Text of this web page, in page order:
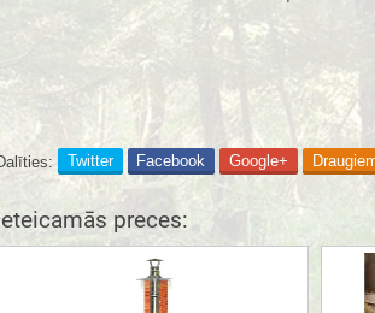
Twitter Facebook Google+
preces: